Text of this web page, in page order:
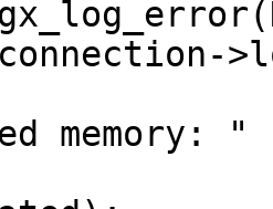
memory: "